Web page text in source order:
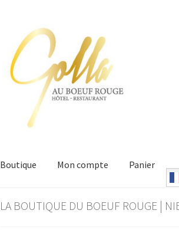
navigation
contenu
Boutique Mon compte Panier
AccueilBoutique du Boeuf Rouge
LA BOUTIQUE DU BOEUF ROUGE |